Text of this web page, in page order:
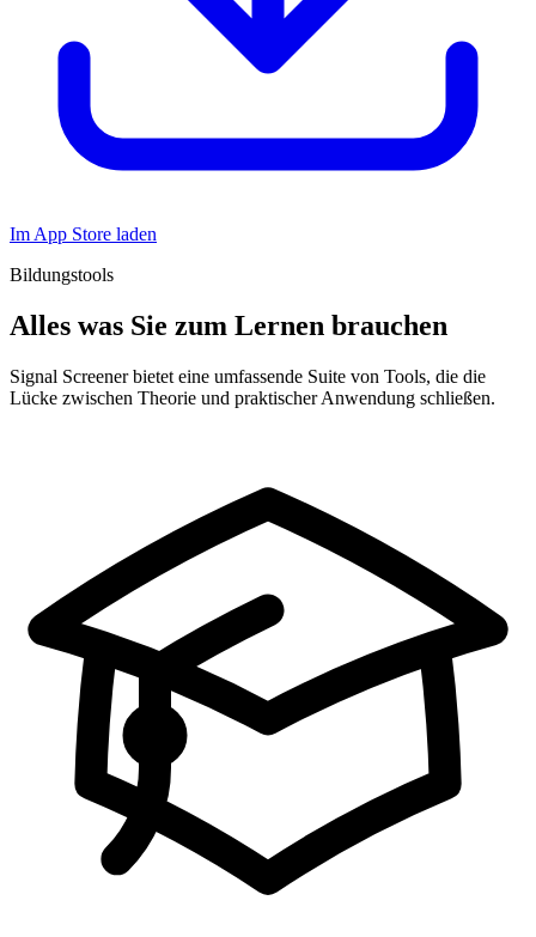
Im App Store laden
Bildungstools
Alles was Sie zum Lernen brauchen
Signal Screener bietet eine umfassende Suite von Tools, die die
Lücke zwischen Theorie und praktischer Anwendung schließen.